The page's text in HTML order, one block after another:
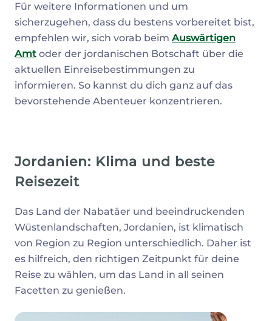
Für weitere Informationen und um
sicherzugehen, dass du bestens vorbereitet bist,
empfehlen wir, sich vorab beim Auswärtigen
Amt oder der jordanischen Botschaft über die
aktuellen Einreisebestimmungen zu
informieren. So kannst du dich ganz auf das
bevorstehende Abenteuer konzentrieren.
Jordanien: Klima und beste
Reisezeit
Das Land der Nabatäer und beeindruckenden
Wüstenlandschaften, Jordanien, ist klimatisch
von Region zu Region unterschiedlich. Daher ist
es hilfreich, den richtigen Zeitpunkt für deine
Reise zu wählen, um das Land in all seinen
Facetten zu genießen.